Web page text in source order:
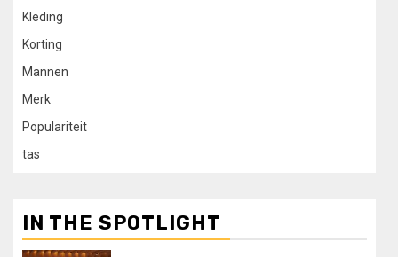
Kleding
Korting
Mannen
Merk
Populariteit
tas
IN THE SPOTLIGHT